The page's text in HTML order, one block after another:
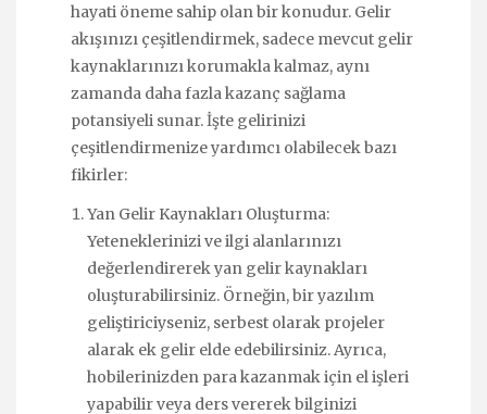
hayati öneme sahip olan bir konudur. Gelir
akışınızı çeşitlendirmek, sadece mevcut gelir
kaynaklarınızı korumakla kalmaz, aynı
zamanda daha fazla kazanç sağlama
potansiyeli sunar. İşte gelirinizi
çeşitlendirmenize yardımcı olabilecek bazı
fikirler:
Yan Gelir Kaynakları Oluşturma:
Yeteneklerinizi ve ilgi alanlarınızı
değerlendirerek yan gelir kaynakları
oluşturabilirsiniz. Örneğin, bir yazılım
geliştiriciyseniz, serbest olarak projeler
alarak ek gelir elde edebilirsiniz. Ayrıca,
hobilerinizden para kazanmak için el işleri
yapabilir veya ders vererek bilginizi